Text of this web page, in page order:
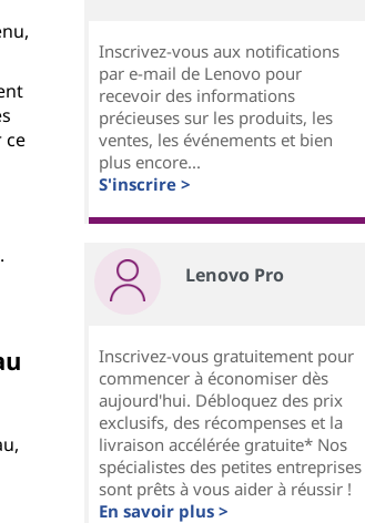
ce
Inscrivez-vous aux notifications
par e-mail de Lenovo pour
recevoir des informations
précieuses sur les produits, les
ventes, les événements et bien
plus encore...
S'inscrire >
Lenovo Pro
Inscrivez-vous gratuitement pour
commencer à économiser dès
aujourd'hui. Débloquez des prix
exclusifs, des récompenses et la
livraison accélérée gratuite* Nos
spécialistes des petites entreprises
sont prêts à vous aider à réussir !
En savoir plus >